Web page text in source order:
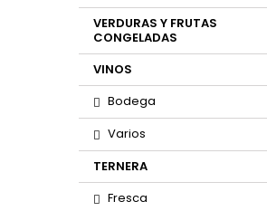
VERDURAS Y FRUTAS
CONGELADAS
VINOS
Bodega
Varios
TERNERA
Fresca